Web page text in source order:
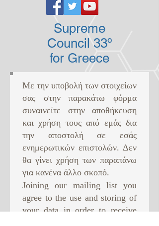
Supreme
Council 33º
for Greece
Με την υποβολή των στοιχείων
σας στην παρακάτω φόρμα
συναινείτε στην αποθήκευση
και χρήση τους από εμάς δια
την αποστολή σε εσάς
ενημερωτικών επιστολών. Δεν
θα γίνει χρήση των παραπάνω
για κανένα άλλο σκοπό. ​
Joining our mailing list you
agree to the use and storing of
your data in order to receive